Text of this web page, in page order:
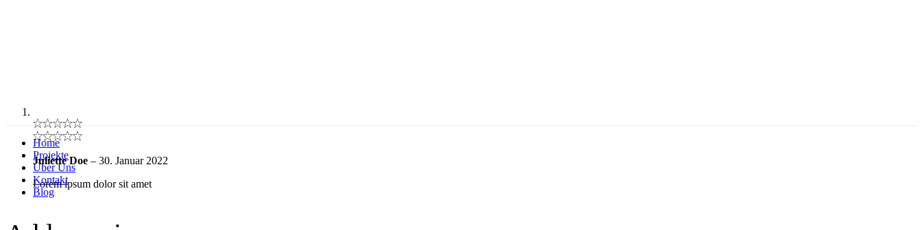
Home
Projekte
Über Uns
Kontakt
Blog
Juliette Doe – 30. Januar 2022
Lorem ipsum dolor sit amet